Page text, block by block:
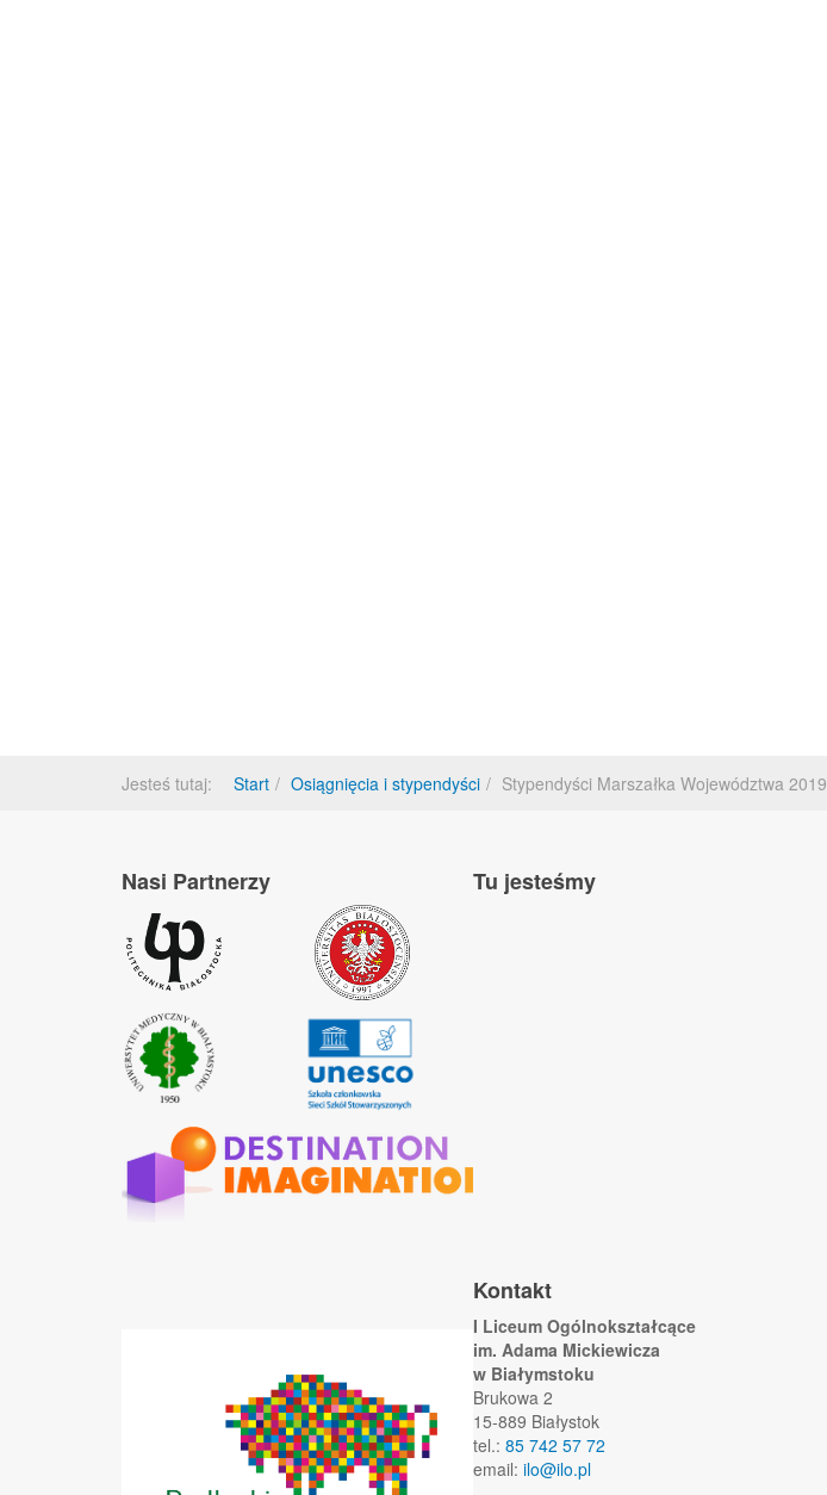
Jesteś tutaj: Start Osiągnięcia i stypendyści Stypendyści Marszałka Województwa 2019
Nasi Partnerzy Tu jesteśmy
Kontakt
I Liceum Ogólnokształcące
im. Adama Mickiewicza
w Białymstoku
Brukowa 2
15-889 Białystok
tel.: 85 742 57 72
email: ilo@ilo.pl